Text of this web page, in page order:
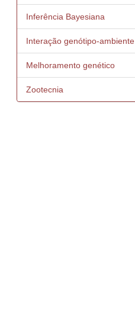
Inferência Bayesiana
Interação genótipo-ambiente
Melhoramento genético
Zootecnia